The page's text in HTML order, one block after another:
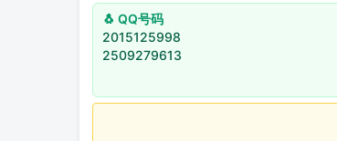
🐧 QQ号码
2015125998
2509279613